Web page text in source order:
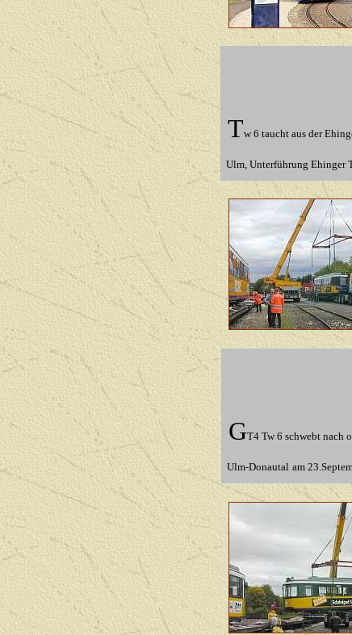
Tw 6 taucht aus der
Ulm, Unterführung Ehinger
GT4 Tw 6 schwebt nach
Ulm-Donautal am